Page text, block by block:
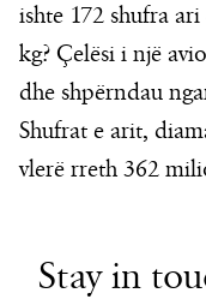
ishte 172 shufra
kg? Çelësi i një
dhe shpërndau
Shufrat e arit,
vlerë rreth 362
Stay in